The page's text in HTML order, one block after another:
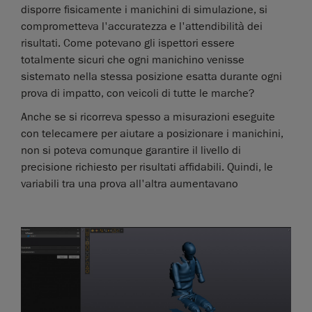
disporre fisicamente i manichini di simulazione, si
comprometteva l'accuratezza e l'attendibilità dei
risultati. Come potevano gli ispettori essere
totalmente sicuri che ogni manichino venisse
sistemato nella stessa posizione esatta durante ogni
prova di impatto, con veicoli di tutte le marche?
Anche se si ricorreva spesso a misurazioni eseguite
con telecamere per aiutare a posizionare i manichini,
non si poteva comunque garantire il livello di
precisione richiesto per risultati affidabili. Quindi, le
variabili tra una prova all'altra aumentavano